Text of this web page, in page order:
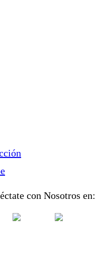
con Nosotros en: